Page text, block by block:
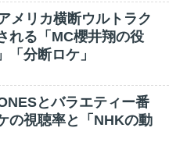
メリカ横断ウルトラク
れる「MC櫻井翔の役
「分断ロケ」
とバラエティー番
の視聴率と「NHKの動